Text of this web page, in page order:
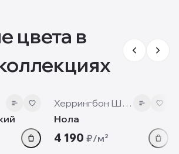
цвета в
12 мм
Херрингбон Шеврон
Нола
4 190 ₽/м²